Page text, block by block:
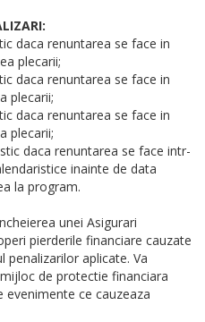
daca renuntarea se face in
plecarii;
daca renuntarea se face in
plecarii;
daca renuntarea se face in
plecarii;
daca renuntarea se face intr-
inainte de data
la program.
unei Asigurari
pierderile financiare cauzate
penalizarilor aplicate. Va
de protectie financiara
ce cauzeaza